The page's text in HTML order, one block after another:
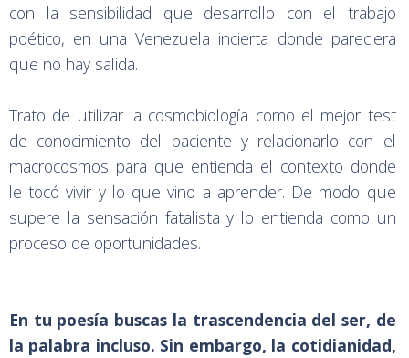
con la sensibilidad que desarrollo con el trabajo
poético, en una Venezuela incierta donde pareciera
que no hay salida.
Trato de utilizar la cosmobiología como el mejor test
de conocimiento del paciente y relacionarlo con el
macrocosmos para que entienda el contexto donde
le tocó vivir y lo que vino a aprender. De modo que
supere la sensación fatalista y lo entienda como un
proceso de oportunidades.
En tu poesía buscas la trascendencia del ser, de
la palabra incluso. Sin embargo, la cotidianidad,